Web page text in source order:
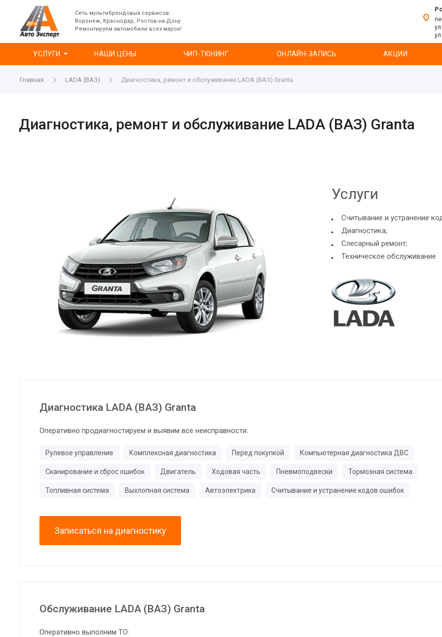
Сеть мультибрендовых сервисов:
Воронеж, Краснодар, Ростов-на-Дону
Ремонтируем автомобили всех марок!
УСЛУГИ НАШИ ЦЕНЫ ЧИП-ТЮНИНГ ОНЛАЙН-ЗАПИСЬ АКЦИИ
Главная LADA (ВАЗ) Диагностика, ремонт и обслуживание LADA (ВАЗ) Granta
Диагностика, ремонт и обслуживание LADA (ВАЗ) Granta
Услуги
Считывание и устранение
Диагностика;
Слесарный ремонт;
Техническое обслуживание
Диагностика LADA (ВАЗ) Granta
Оперативно продиагностируем и выявим все неисправности:
Рулевое управление Комплексная диагностика Перед покупкой Компьютерная диагностика ДВС
Сканирование и сброс ошибок Двигатель Ходовая часть Пневмоподвески Тормозная система
Топливная система Выхлопная система Автоэлектрика Считывание и устранение кодов ошибок
Записаться на диагностику
Обслуживание LADA (ВАЗ) Granta
Оперативно выполним ТО: